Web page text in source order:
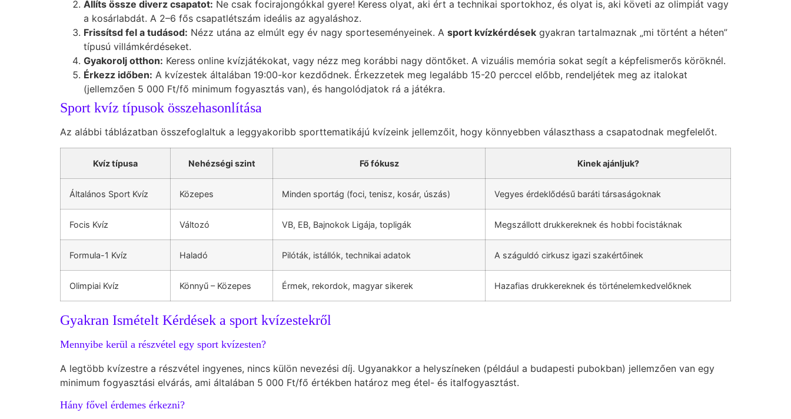
Állíts össze diverz csapatot: Ne csak focirajongókkal gyere! Keress olyat, aki ért a technikai sportokhoz, és olyat is, aki követi az olimpiát vagy
a kosárlabdát. A 2–6 fős csapatlétszám ideális az agyaláshoz.
Frissítsd fel a tudásod: Nézz utána az elmúlt egy év nagy sporteseményeinek. A sport kvízkérdések gyakran tartalmaznak „mi történt a héten”
típusú villámkérdéseket.
Gyakorolj otthon: Keress online kvízjátékokat, vagy nézz meg korábbi nagy döntőket. A vizuális memória sokat segít a képfelismerős köröknél.
Érkezz időben: A kvízestek általában 19:00-kor kezdődnek. Érkezzetek meg legalább 15-20 perccel előbb, rendeljétek meg az italokat
(jellemzően 5 000 Ft/fő minimum fogyasztás van), és hangolódjatok rá a játékra.
Sport kvíz típusok összehasonlítása
Az alábbi táblázatban összefoglaltuk a leggyakoribb sporttematikájú kvízeink jellemzőit, hogy könnyebben választhass a csapatodnak megfelelőt.
Kvíz típusa Nehézségi szint Fő fókusz Kinek ajánljuk?
Általános Sport Kvíz Közepes Minden sportág (foci, tenisz, kosár, úszás) Vegyes érdeklődésű baráti társaságoknak
Focis Kvíz Változó VB, EB, Bajnokok Ligája, topligák Megszállott drukkereknek és hobbi focistáknak
Formula-1 Kvíz Haladó Pilóták, istállók, technikai adatok A száguldó cirkusz igazi szakértőinek
Olimpiai Kvíz Könnyű – Közepes Érmek, rekordok, magyar sikerek Hazafias drukkereknek és történelemkedvelőknek
Gyakran Ismételt Kérdések a sport kvízestekről
Mennyibe kerül a részvétel egy sport kvízesten?
A legtöbb kvízestre a részvétel ingyenes, nincs külön nevezési díj. Ugyanakkor a helyszíneken (például a budapesti pubokban) jellemzően van egy
minimum fogyasztási elvárás, ami általában 5 000 Ft/fő értékben határoz meg étel- és italfogyasztást.
Hány fővel érdemes érkezni?